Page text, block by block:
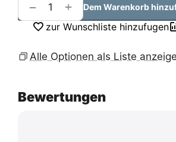
+
− Dem Warenkorb
zur Wunschliste hinzufugen
Alle Optionen als Liste
Bewertungen